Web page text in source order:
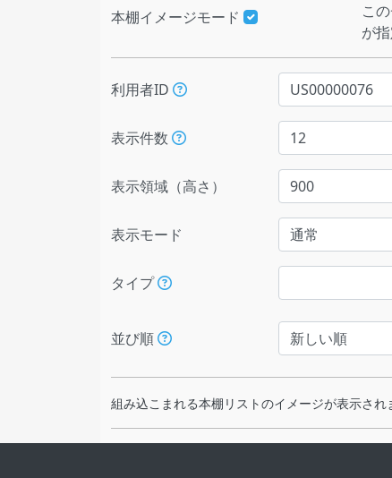
本棚イメージモード
こ
が
利用者ID
表示件数
表示領域（高さ）
表示モード
タイプ
並び順
組み込こまれる本棚リストのイメージが表示され